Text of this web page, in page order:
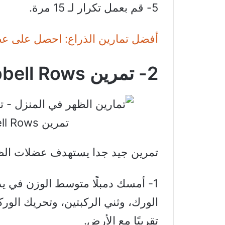
5- قم بعمل تكرار لـ 15 مرة.
أفضل تمارين الذراع: احصل على
2- تمرين Single-Arm Dumbbell Rows
تمرين Single-Arm Dumbbell Rows
تمرين جيد جدا يستهدف عضلات
1- أمسك دمبلًا متوسط ​​الوزن في
الورك، وثني الركبتين، وتحريك
تقريبًا مع الأرض.